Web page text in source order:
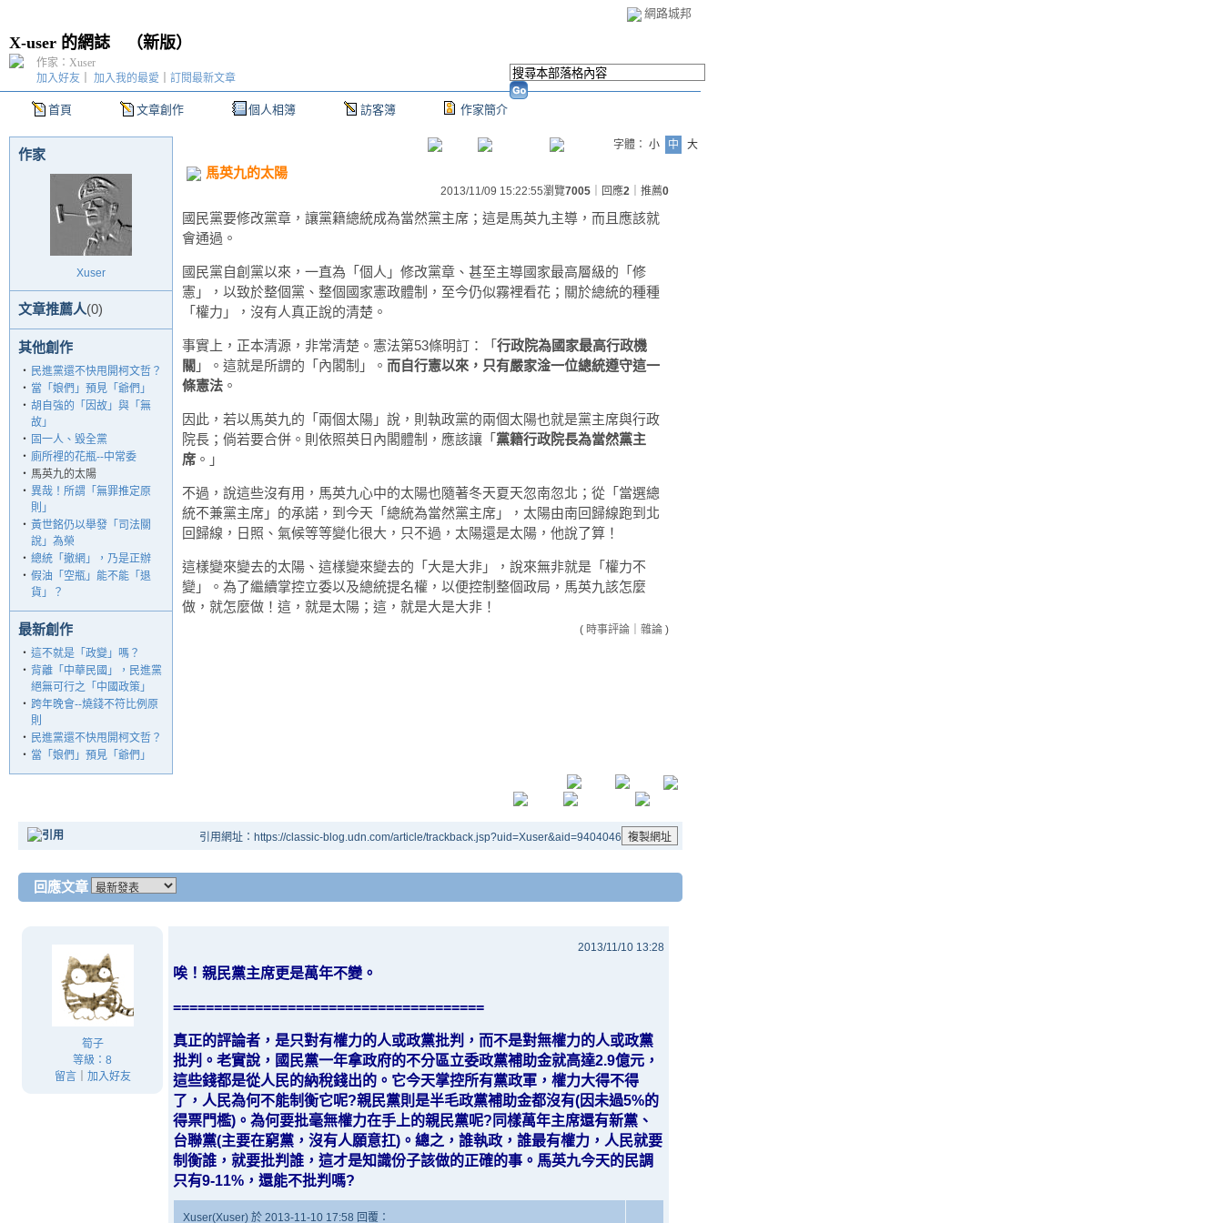
網路城邦
X-user 的網誌 （新版）
首頁 文章創作 個人相簿 訪客簿 作家簡介
加入好友 加入我的最愛 訂閱最新文章
作家：Xuser
作家
Xuser
文章推薦人(0)
其他創作
‧ 民進黨還不快甩開柯文哲？
‧ 當「娘們」預見「爺們」
‧ 胡自強的「因故」與「無
故」
‧ 固一人、毀全黨
‧ 廁所裡的花瓶--中常委
‧ 馬英九的太陽
‧ 異哉！所謂「無罪推定原
則」
‧ 黃世銘仍以舉發「司法關
說」為榮
‧ 總統「撤網」，乃是正辦
‧ 假油「空瓶」能不能「退
貨」？
最新創作
‧ 這不就是「政變」嗎？
‧ 背離「中華民國」，民進黨
絕無可行之「中國政策」
‧ 跨年晚會--燒錢不符比例原
則
‧ 民進黨還不快甩開柯文哲？
‧ 當「娘們」預見「爺們」
字體： 小 中 大
馬英九的太陽
2013/11/09 15:22:55瀏覽7005 ｜回應2 ｜推薦0
國民黨要修改黨章，讓黨籍總統成為當然黨主席；這是馬英九主導，而且應該就
會通過。
國民黨自創黨以來，一直為「個人」修改黨章、甚至主導國家最高層級的「修
憲」，以致於整個黨、整個國家憲政體制，至今仍似霧裡看花；關於總統的種種
「權力」，沒有人真正說的清楚。
事實上，正本清源，非常清楚。憲法第53條明訂：「 行政院為國家最高行政機
關 」。這就是所謂的「內閣制」。 而自行憲以來，只有嚴家淦一位總統遵守這一
條憲法 。
因此，若以馬英九的「兩個太陽」說，則執政黨的兩個太陽也就是黨主席與行政
院長；倘若要合併。則依照英日內閣體制，應該讓「 黨籍行政院長為當然黨主
席 。」
不過，說這些沒有用，馬英九心中的太陽也隨著冬天夏天忽南忽北；從「當選總
統不兼黨主席」的承諾，到今天「總統為當然黨主席」，太陽由南回歸線跑到北
回歸線，日照、氣候等等變化很大，只不過，太陽還是太陽，他說了算！
這樣變來變去的太陽、這樣變來變去的「大是大非」，說來無非就是「權力不
變」。為了繼續掌控立委以及總統提名權，以便控制整個政局，馬英九該怎麼
做，就怎麼做！這，就是太陽；這，就是大是大非！
( 時事評論 雜論 )
引用網址：https://classic-blog.udn.com/article/trackback.jsp?uid=Xuser&aid=9404046
回應文章
筍子
等級：8
留言｜ 加入好友
2013/11/10 13:28
唉！親民黨主席更是萬年不變。
======================================
真正的評論者，是只對有權力的人或政黨批判，而不是對無權力的人或政黨
批判。老實說，國民黨一年拿政府的不分區立委政黨補助金就高達2.9億元，
這些錢都是從人民的納稅錢出的。它今天掌控所有黨政軍，權力大得不得
了，人民為何不能制衡它呢?親民黨則是半毛政黨補助金都沒有(因未過5%的
得票門檻)。為何要批毫無權力在手上的親民黨呢?同樣萬年主席還有新黨、
台聯黨(主要在窮黨，沒有人願意扛)。總之，誰執政，誰最有權力，人民就要
制衡誰，就要批判誰，這才是知識份子該做的正確的事。馬英九今天的民調
只有9-11%，還能不批判嗎?
Xuser(Xuser) 於 2013-11-10 17:58 回覆：